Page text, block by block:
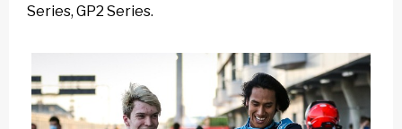
Series, GP2 Series.